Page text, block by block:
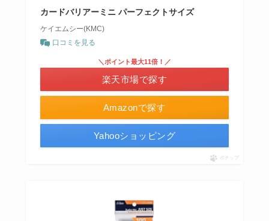
カードバリアーミニ パーフェクトサイズ
ケイエムシー(KMC)
口コミを見る
Amazonで探す
＼ポイント最大11倍！／
楽天市場で探す
Yahooショッピング
ポチップ